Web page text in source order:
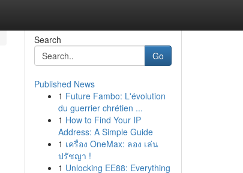
Search
Go
Published News
1 Future Fambo: L'évolution
du guerrier chrétien ...
1 How to Find Your IP
Address: A Simple Guide
1 เครื่อง OneMax: ลอง เล่น
ปรัชญา !
1 Unlocking EE88: Everything